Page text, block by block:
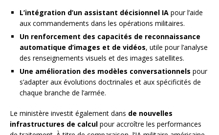
L’intégration d’un assistant décisionnel IA pour l’aide
aux commandements dans les opérations militaires.
Un renforcement des capacités de reconnaissance
automatique d’images et de vidéos, utile pour l’analyse
des renseignements visuels et des images satellites.
Une amélioration des modèles conversationnels pour
s’adapter aux évolutions doctrinales et aux spécificités de
chaque branche de l’armée.
Le ministère investit également dans de nouvelles
infrastructures de calcul pour accroître les performances